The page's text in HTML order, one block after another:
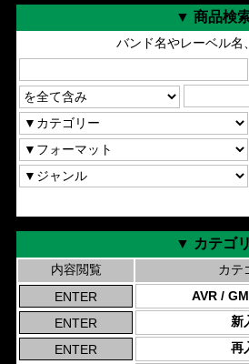
▼ 商品検
バンド名やレーベル名
▼ カテゴ
内容閲覧 カテ
AVR /
新
再